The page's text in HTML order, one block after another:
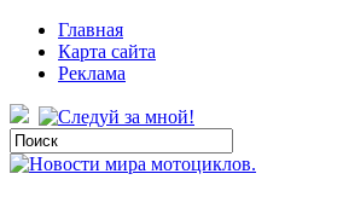
Главная
Карта сайта
Реклама